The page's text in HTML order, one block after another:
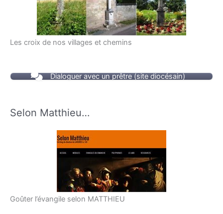
Les croix de nos villages et chemins
Dialoguer avec un prêtre (site diocésain)
Selon Matthieu…
Goûter l’évangile selon MATTHIEU